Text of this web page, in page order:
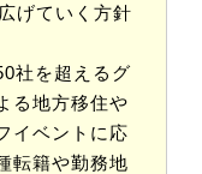
げていく方針
社を超えるグ
る地方移住や
イベントに応
転籍や勤務地